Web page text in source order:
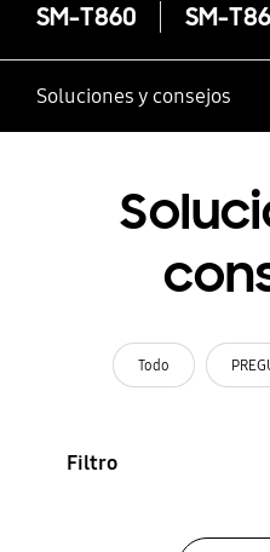
SM-T860 SM-
Soluciones y consejos
Todo
Filtro